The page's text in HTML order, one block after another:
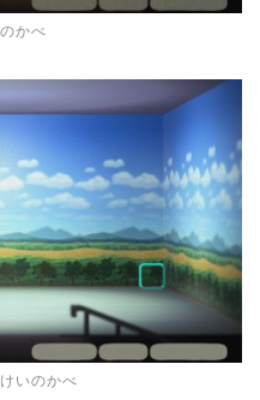
かべ
いのかべ